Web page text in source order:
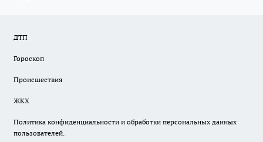
ДТП
Гороскоп
Происшествия
ЖКХ
Политика конфиденциальности и обработки персональных данных
пользователей.